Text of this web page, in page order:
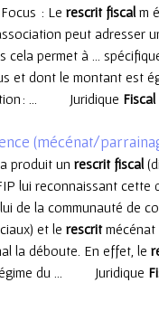
: Le rescrit fiscal m
peut adresser
cela permet à ...
et dont le montant est
: ... Juridique Fiscal
(mécénat/
a produit un rescrit fiscal
lui reconnaissant cette
de la communauté de
et le rescritmécénat
la déboute. En effet, le
régime du ... Juridique